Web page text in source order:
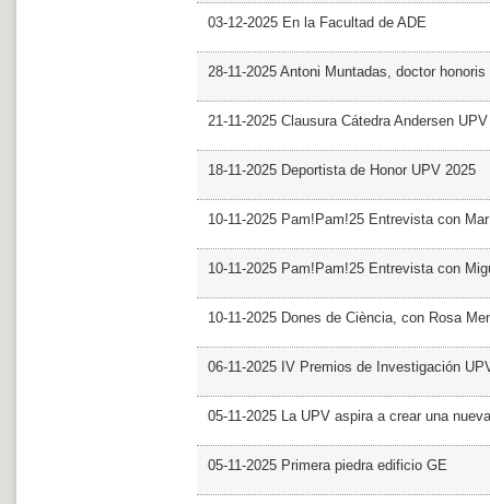
03-12-2025 En la Facultad de ADE
28-11-2025 Antoni Muntadas, doctor
21-11-2025 Clausura Cátedra Andersen UPV
18-11-2025 Deportista de Honor UPV 2025
10-11-2025 Pam!Pam!25 Entrevista con
10-11-2025 Pam!Pam!25 Entrevista con
10-11-2025 Dones de Ciència, con Rosa
06-11-2025 IV Premios de Investigación
05-11-2025 La UPV aspira a crear una
05-11-2025 Primera piedra edificio GE